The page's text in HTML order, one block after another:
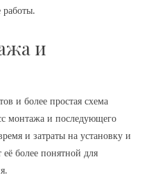
и
и более простая схема
монтажа и последующего
и затраты на установку и
более понятной для